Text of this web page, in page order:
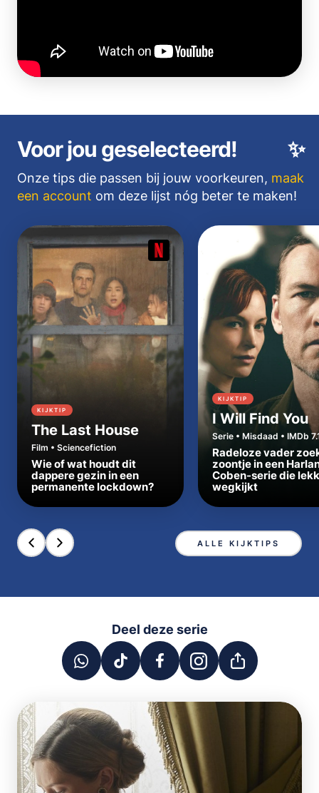
✨
Voor jou geselecteerd!
Onze tips die passen bij jouw voorkeuren, maak
een account om deze lijst nóg beter te maken!
KIJKTIP
The Last House
Film • Sciencefiction
Wie of wat houdt dit
dappere gezin in een
permanente lockdown?
KIJKTIP
I Will Find You
Serie • Misdaad • IMDb
Radeloze vader
zoontje in een
Coben-serie die
wegkijkt
ALLE KIJKTIPS
Deel deze serie